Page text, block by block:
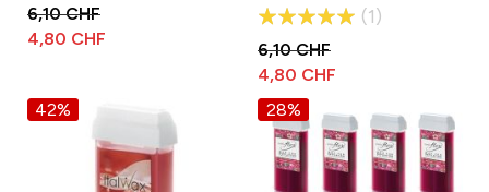
4,80 CHF
6,10 CHF
Bewertung:
100%
1
4,80 CHF
6,10 CHF
42% 28%